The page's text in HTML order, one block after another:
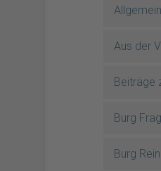
Aus der
Beiträge
Burg
Burg